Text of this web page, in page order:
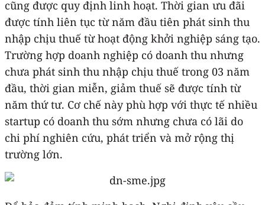
cũng được quy định linh hoạt. Thời gian ưu đãi
được tính liên tục từ năm đầu tiên phát sinh thu
nhập chịu thuế từ hoạt động khởi nghiệp sáng tạo.
Trường hợp doanh nghiệp có doanh thu nhưng
chưa phát sinh thu nhập chịu thuế trong 03 năm
đầu, thời gian miễn, giảm thuế sẽ được tính từ
năm thứ tư. Cơ chế này phù hợp với thực tế nhiều
startup có doanh thu sớm nhưng chưa có lãi do
chi phí nghiên cứu, phát triển và mở rộng thị
trường lớn.